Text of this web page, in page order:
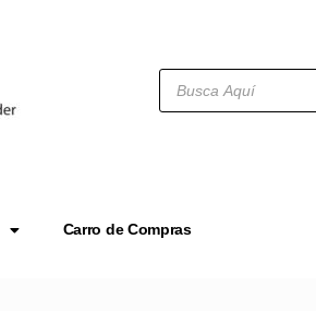
Carro de Compras